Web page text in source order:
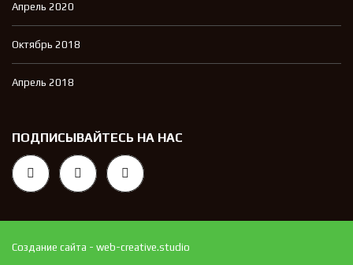
Апрель 2020
Октябрь 2018
Апрель 2018
ПОДПИСЫВАЙТЕСЬ НА НАС
Создание сайта - web-creative.studio